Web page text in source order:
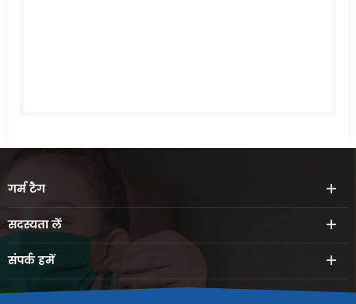
गर्मटैग
सदस्यता लें
संपर्कहमें